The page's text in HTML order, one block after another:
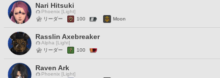
Nari Hitsuki
Phoenix [Light]
リーダー
100 Moon
Rasslin Axebreaker
Alpha [Light]
リーダー
100
Raven Ark
Phoenix [Light]